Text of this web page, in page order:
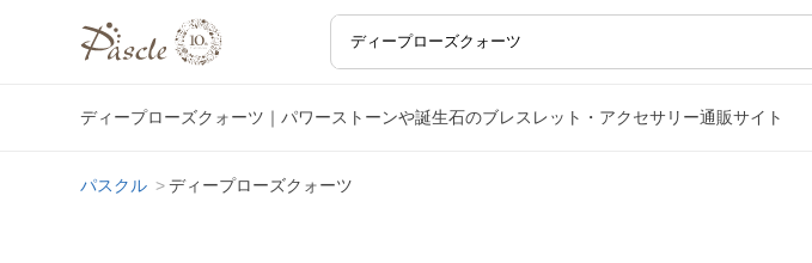
ディープローズクォーツ｜パワーストーンや誕生石のブレスレット・アクセサリー通販サイト
パスクル ディープローズクォーツ